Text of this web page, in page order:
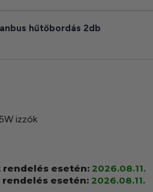
hűtőbordás 2db
izzók
rendelés esetén: 2026.08.11.
rendelés esetén: 2026.08.11.